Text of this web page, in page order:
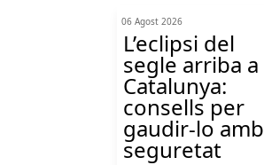
06 Agost 2026
L’eclipsi del
segle arriba a
Catalunya:
consells per
gaudir-lo amb
seguretat